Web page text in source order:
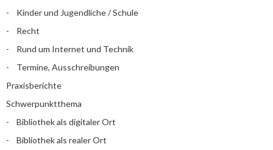
Kinder und Jugendliche / Schule
Recht
Rund um Internet und Technik
Termine, Ausschreibungen
Praxisberichte
Schwerpunktthema
Bibliothek als digitaler Ort
Bibliothek als realer Ort